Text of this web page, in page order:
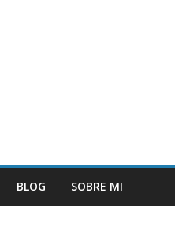
BLOG SOBRE MI